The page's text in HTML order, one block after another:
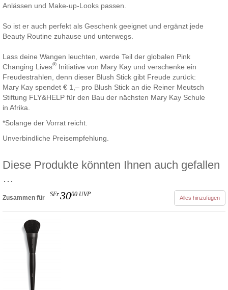
Anlässen und Make-up-Looks passen.
So ist er auch perfekt als Geschenk geeignet und ergänzt jede
Beauty Routine zuhause und unterwegs.
Lass deine Wangen leuchten, werde Teil der globalen Pink
Changing Lives® Initiative von Mary Kay und verschenke ein
Freudestrahlen, denn dieser Blush Stick gibt Freude zurück:
Mary Kay spendet € 1,– pro Blush Stick an die Reiner Meutsch
Stiftung FLY&HELP für den Bau der nächsten Mary Kay Schule
in Afrika.
*Solange der Vorrat reicht.
Unverbindliche Preisempfehlung.
Diese Produkte könnten Ihnen auch gefallen
…
Zusammen für SFr.3000 UVP Alles hinzufügen